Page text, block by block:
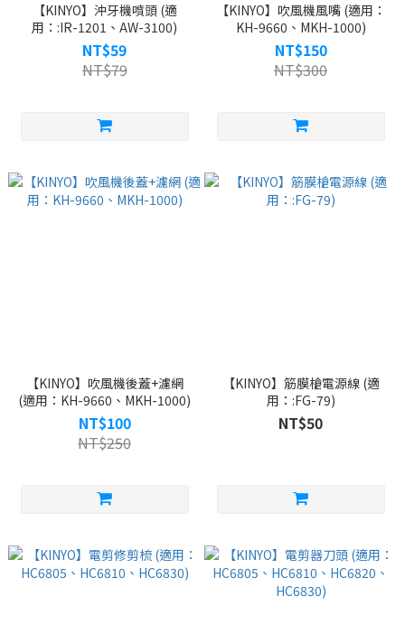
【KINYO】沖牙機噴頭 (適
用：:IR-1201、AW-3100)
NT$59
NT$79
【KINYO】吹風機風嘴 (適用：
KH-9660、MKH-1000)
NT$150
NT$300
【KINYO】吹風機後蓋+濾網
(適用：KH-9660、MKH-1000)
NT$100
NT$250
【KINYO】筋膜槍電源線 (適
用：:FG-79)
NT$50